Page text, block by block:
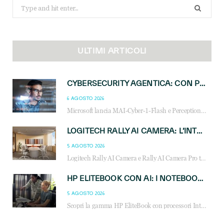
for:
ULTIMI ARTICOLI
CYBERSECURITY AGENTICA: CON PERCEPTION E MAI-CYBER-1-FLASH MICROSOFT APRE NUOVI SERVIZI PER IL CANALE
6 AGOSTO 2026
Microsoft lancia MAI-Cyber-1-Flash e Perception: cybersecurity agentica in preview dal 3 novembre. Cosa cambia per MSP, system integrator e reseller.
LOGITECH RALLY AI CAMERA: L’INTELLIGENZA ARTIFICIALE ENTRA NELLE SALE RIUNIONI DI NUOVA GENERAZIONE
5 AGOSTO 2026
Logitech Rally AI Camera e Rally AI Camera Pro trasformano gli spazi di collaborazione con AI, inquadratura intelligente, multi-camera e gestione avanzata dei meeting ibridi.
HP ELITEBOOK CON AI: I NOTEBOOK BUSINESS INTELLIGENTI CHE TRASFORMANO PRODUTTIVITÀ, SICUREZZA E LAVORO IBRIDO
5 AGOSTO 2026
Scopri la gamma HP EliteBook con processori Intel® Core™ Ultra e AMD Ryzen™ AI. Notebook business progettati per aumentare la produttività, migliorare la collaborazione e garantire sicurezza avanzata in ufficio e in mobilità.